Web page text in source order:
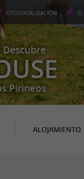
GEOLOCALIZACIÓN EL
Descubre
Pirineos
ALOJAMIENTO